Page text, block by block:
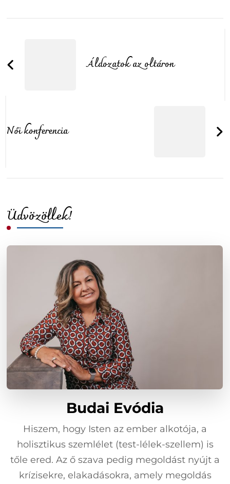
Post
NavigationÁldozatok az oltáron
Női konferencia
Üdvözöllek!
Budai Evódia
Hiszem, hogy Isten az ember alkotója, a
holisztikus szemlélet (test-lélek-szellem) is
tőle ered. Az ő szava pedig megoldást nyújt a
krízisekre, elakadásokra, amely megoldás